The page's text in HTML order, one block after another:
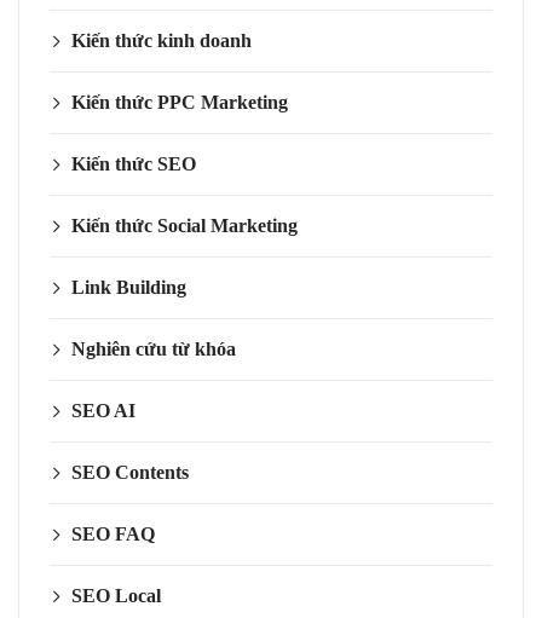
Kiến thức kinh doanh
Kiến thức PPC Marketing
Kiến thức SEO
Kiến thức Social Marketing
Link Building
Nghiên cứu từ khóa
SEO AI
SEO Contents
SEO FAQ
SEO Local